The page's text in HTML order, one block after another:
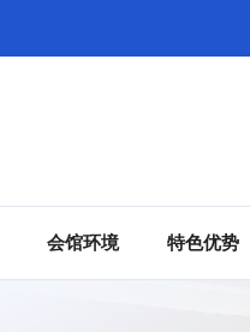
会馆环境 特色优势